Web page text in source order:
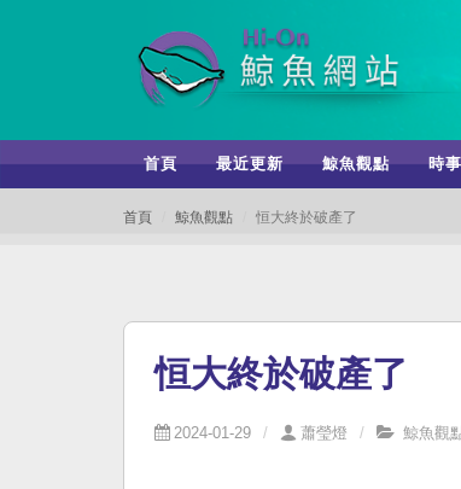
首頁 最近更新 鯨魚觀點 時
首頁 鯨魚觀點 恒大終於破產了
恒大終於破產了
2024-01-29 蕭瑩燈 鯨魚觀